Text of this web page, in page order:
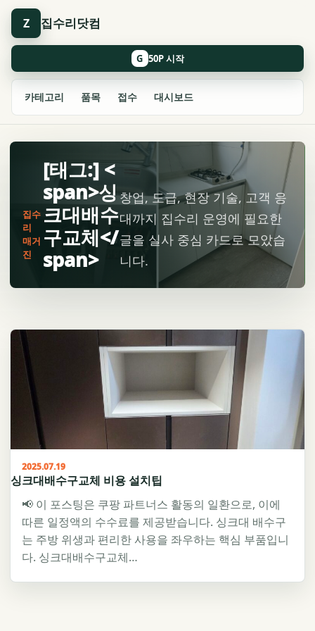
Z 집수리닷컴
카테고리 품목 접수 대시보드
G
집수
리
매거
진
[태그:] <
span>싱
크대배수
구교체</
span>
창업, 도급, 현장 기술, 고객 응
대까지 집수리 운영에 필요한
글을 실사 중심 카드로 모았습
니다.
2025.07.19
싱크대배수구교체 비용 설치팁
📢 이 포스팅은 쿠팡 파트너스 활동의 일환으로, 이에
따른 일정액의 수수료를 제공받습니다. 싱크대 배수구
는 주방 위생과 편리한 사용을 좌우하는 핵심 부품입니
다. 싱크대배수구교체…